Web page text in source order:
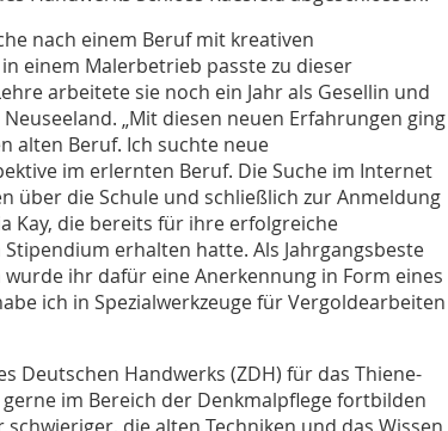
nach einem Beruf mit kreativen
einem Malerbetrieb passte zu dieser
arbeitete sie noch ein Jahr als Gesellin und
„Mit diesen neuen Erfahrungen ging
alten Beruf. Ich suchte neue
im erlernten Beruf. Die Suche im Internet
über die Schule und schließlich zur Anmeldung
Kay, die bereits für ihre erfolgreiche
erhalten hatte. Als Jahrgangsbeste
ihr dafür eine Anerkennung in Form eines
ich in Spezialwerkzeuge für Vergoldearbeiten
Deutschen Handwerks (ZDH) für das Thiene-
im Bereich der Denkmalpflege fortbilden